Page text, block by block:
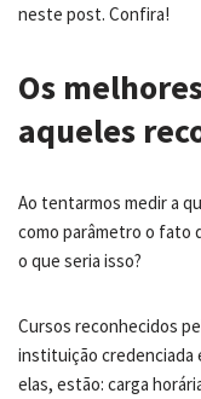
neste post. Confira!
Os
aqueles
Ao tentarmos medir a
como parâmetro o fato
o que seria isso?
Cursos reconhecidos
instituição credenciada
elas, estão: carga